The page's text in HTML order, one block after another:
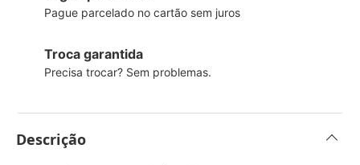
Pague parcelado no cartão sem juros
Troca garantida
Precisa trocar? Sem problemas.
Descrição